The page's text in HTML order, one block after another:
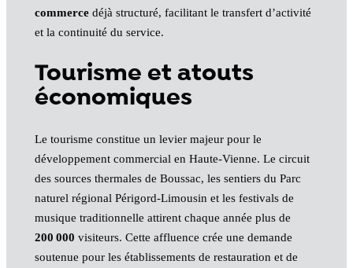
commercedéjà structuré, facilitant le transfert d’activité
et la continuité du service.
Tourisme et atouts
économiques
Le tourisme constitue un levier majeur pour le
développement commercial en Haute-Vienne. Le circuit
des sources thermales de Boussac, les sentiers du Parc
naturel régional Périgord-Limousin et les festivals de
musique traditionnelle attirent chaque année plus de
200 000 visiteurs. Cette affluence crée une demande
soutenue pour les établissements de restauration et de